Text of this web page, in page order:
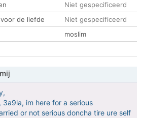
Niet gespecificeerd
de liefde
Niet gespecificeerd
moslim
im here for a serious
or not serious doncha tire ure self